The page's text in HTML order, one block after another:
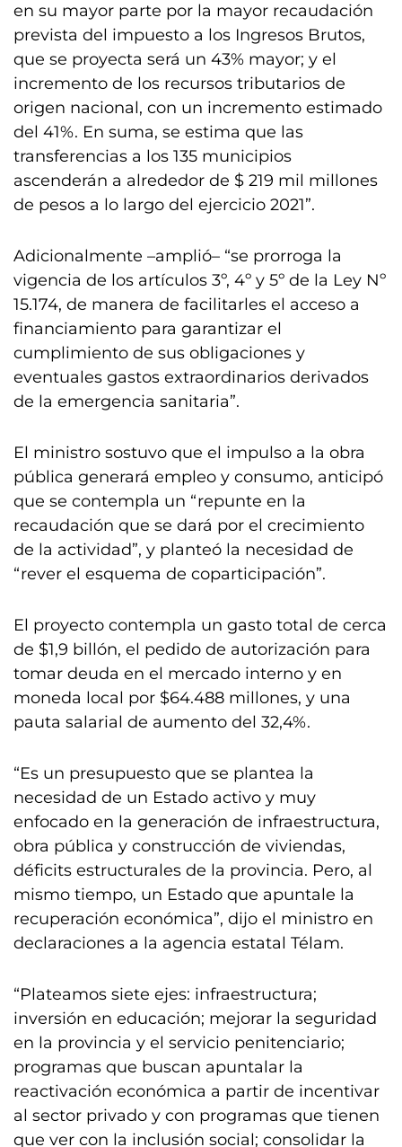
en su mayor parte por la mayor recaudación
prevista del impuesto a los Ingresos Brutos,
que se proyecta será un 43% mayor; y el
incremento de los recursos tributarios de
origen nacional, con un incremento estimado
del 41%. En suma, se estima que las
transferencias a los 135 municipios
ascenderán a alrededor de $ 219 mil millones
de pesos a lo largo del ejercicio 2021”.
Adicionalmente –amplió– “se prorroga la
vigencia de los artículos 3º, 4º y 5º de la Ley Nº
15.174, de manera de facilitarles el acceso a
financiamiento para garantizar el
cumplimiento de sus obligaciones y
eventuales gastos extraordinarios derivados
de la emergencia sanitaria”.
El ministro sostuvo que el impulso a la obra
pública generará empleo y consumo, anticipó
que se contempla un “repunte en la
recaudación que se dará por el crecimiento
de la actividad”, y planteó la necesidad de
“rever el esquema de coparticipación”.
El proyecto contempla un gasto total de cerca
de $1,9 billón, el pedido de autorización para
tomar deuda en el mercado interno y en
moneda local por $64.488 millones, y una
pauta salarial de aumento del 32,4%.
“Es un presupuesto que se plantea la
necesidad de un Estado activo y muy
enfocado en la generación de infraestructura,
obra pública y construcción de viviendas,
déficits estructurales de la provincia. Pero, al
mismo tiempo, un Estado que apuntale la
recuperación económica”, dijo el ministro en
declaraciones a la agencia estatal Télam.
“Plateamos siete ejes: infraestructura;
inversión en educación; mejorar la seguridad
en la provincia y el servicio penitenciario;
programas que buscan apuntalar la
reactivación económica a partir de incentivar
al sector privado y con programas que tienen
que ver con la inclusión social; consolidar la